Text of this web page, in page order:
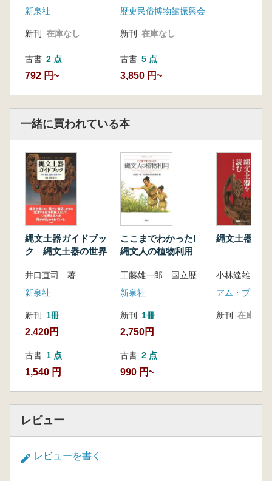
新泉社
新刊 在庫なし
古書 2 点
792 円~
歴史民俗博物館振興会
新刊 在庫なし
古書 5 点
3,850 円~
一緒に買われている本
縄文土器ガイドブッ
ク 縄文土器の世界
井口直司 著
新泉社
新刊 1冊
2,420円
古書 1 点
1,540 円
ここまでわかった!
縄文人の植物利用
新泉社
新刊 1冊
2,750円
古書 2 点
990 円~
縄文土器を
小林達雄 編
アム・プロモ
新刊 在庫なし
レビュー
レビューを書く